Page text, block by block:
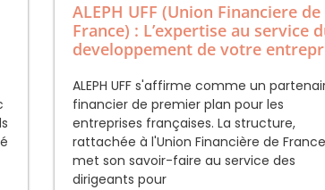
ALEPH UFF (Union Financiere de
France) : L’expertise au service
developpement de votre
ALEPH UFF s'affirme comme un
financier de premier plan pour les
entreprises françaises. La structure,
rattachée à l'Union Financière de
met son savoir-faire au service des
dirigeants pour